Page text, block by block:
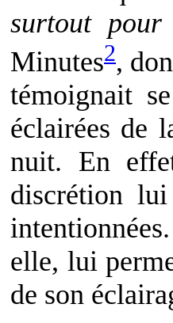
surtout pour
Minutes2,
témoignait
éclairées de
nuit. En
discrétion
elle, lui
de son